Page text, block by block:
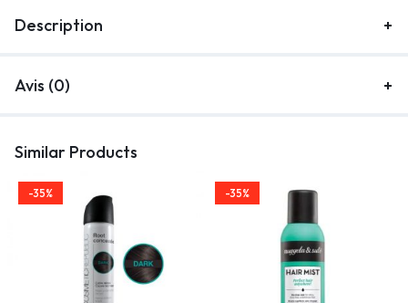
Description
Avis (0)
Similar Products
-35% -35%